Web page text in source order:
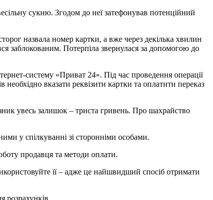
сукню. Згодом до неї затефонував потенційний
назвала номер картки, а вже через декілька хвилин
заблокованим. Потерпіла звернулася за допомогою до
систему «Приват 24». Під час проведення операції
вказати реквізити картки та оплатити переказ
увесь залишок – триста гривень. Про шахрайство
у спілкуванні зі сторонніми особами.
продавця та методи оплати.
її – адже це найшвидший спосіб отримати
розрахунків.